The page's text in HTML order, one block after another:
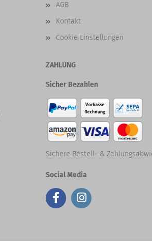
AGB
Kontakt
Cookie Einstellungen
ZAHLUNG
Sicher Bezahlen
Sichere Bestell- &
Social Media